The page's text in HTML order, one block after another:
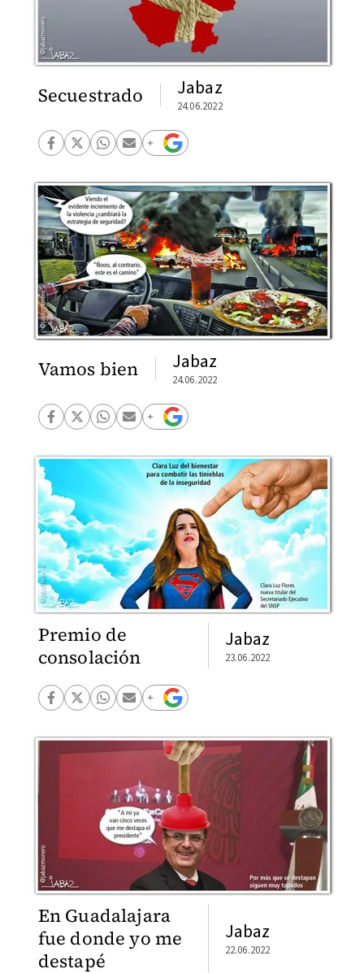
Secuestrado Jabaz
24.06.2022
Vamos bien Jabaz
24.06.2022
Premio de
consolación
Jabaz
23.06.2022
En Guadalajara
fue donde yo me
destapé
Jabaz
22.06.2022